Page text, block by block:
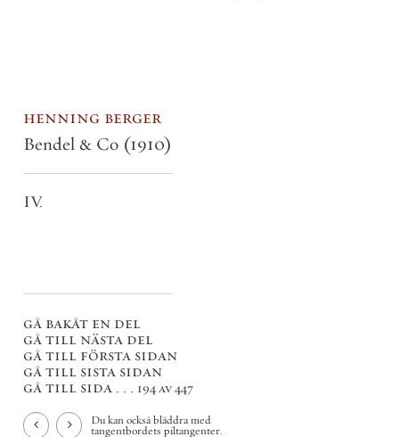
henning berger
Bendel & Co (1910)
IV.
gå bakåt en del
gå till nästa del
gå till första sidan
gå till sista sidan
gå till sida . . . 194 av 447
Du kan också bläddra med
tangentbordets piltangenter.